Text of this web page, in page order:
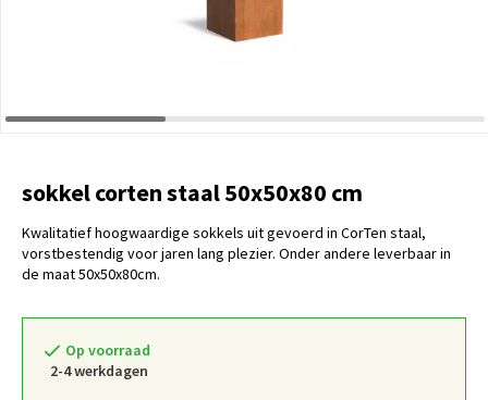
sokkel corten staal 50x50x80 cm
Kwalitatief hoogwaardige sokkels uit gevoerd in CorTen staal,
vorstbestendig voor jaren lang plezier. Onder andere leverbaar in
de maat 50x50x80cm.
Op voorraad
2-4 werkdagen